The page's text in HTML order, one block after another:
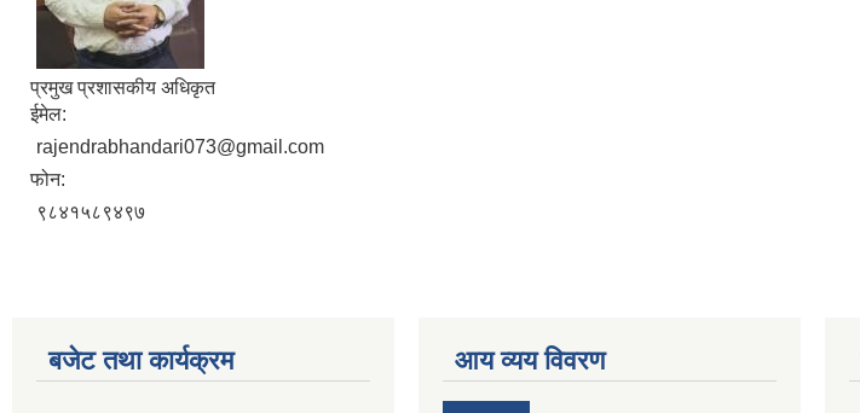
प्रमुख प्रशासकीय अधिकृत
ईमेल:
rajendrabhandari073@gmail.com
फोन:
९८४१५८९४९७
बजेट तथा कार्यक्रम आय व्यय विवरण